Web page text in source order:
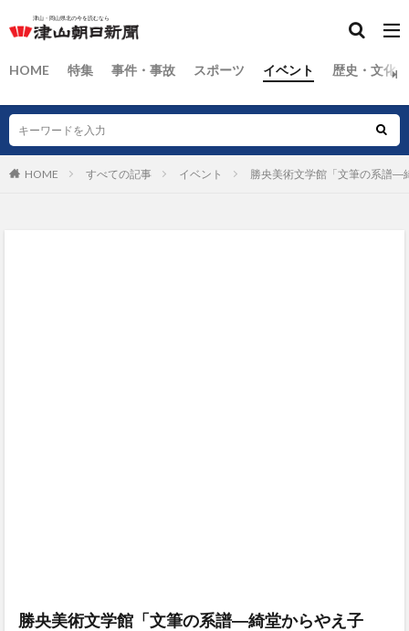
HOME 特集 事件・事故 スポーツ イベント 歴史・文化
HOME すべての記事 イベント 勝央美術文学館「文筆の系譜―
勝央美術文学館「文筆の系譜―綺堂からやえ子